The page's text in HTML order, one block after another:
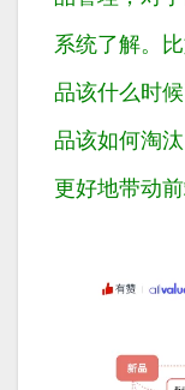
系统了解。
品该什么时
品该如何淘
更好地带动前